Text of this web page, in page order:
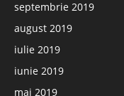
septembrie 2019
august 2019
iulie 2019
iunie 2019
mai 2019